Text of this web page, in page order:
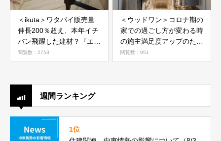
＜ikuta＞ワタパイ販売量
伸長200％超え、本年イチ
バン飛躍した建材？『エア
ー・ウォッシュ・フローリ
ング』
閲覧数：2753
＜ウッドワン＞コロナ期の
家での過ごし方が変わる時
の施主満足度アップのため
の追加提案
閲覧数：951
週間ランキング
1位